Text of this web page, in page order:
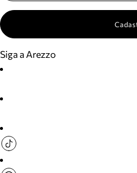
Siga a Arezzo